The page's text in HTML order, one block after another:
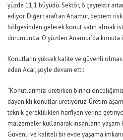
yüzde 11,1 büyüdü. Sektör, 6 çeyrektir
ediyor. Diğer taraftan Anamur, deprem
bölgesinden gelerek konut satın almak
durumunda. O yüzden Anamur’da konuta
Konutların yüksek kalite ve güvenli
eden Acar, şöyle devam etti:
“Konutlarımızı üretirken birinci
dayanıklı konutlar üretiyoruz. Üretim
teknik gereklilikleri harfiyen yerine
malzemeler kullanarak insanların yaşam
Güvenli ve kaliteli bir evde yaşama